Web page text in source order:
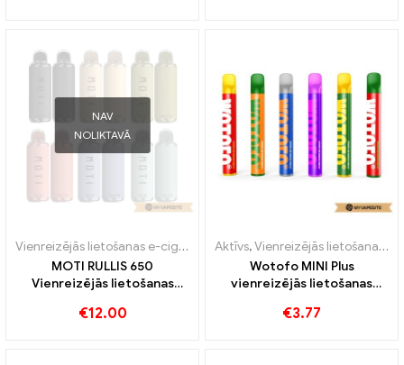
NAV
NOLIKTAVĀ
Vienreizējās lietošanas e-cigaretes
MOTI RULLIS 650
Vienreizējās lietošanas
€12.00
Aktīvs,Vienreizējās lietošanas e-cigarete ar nikotīnu
Wotofo MINI Plus
vienreizējās lietošanas
vienreizējās lietošanas e-
€3.77